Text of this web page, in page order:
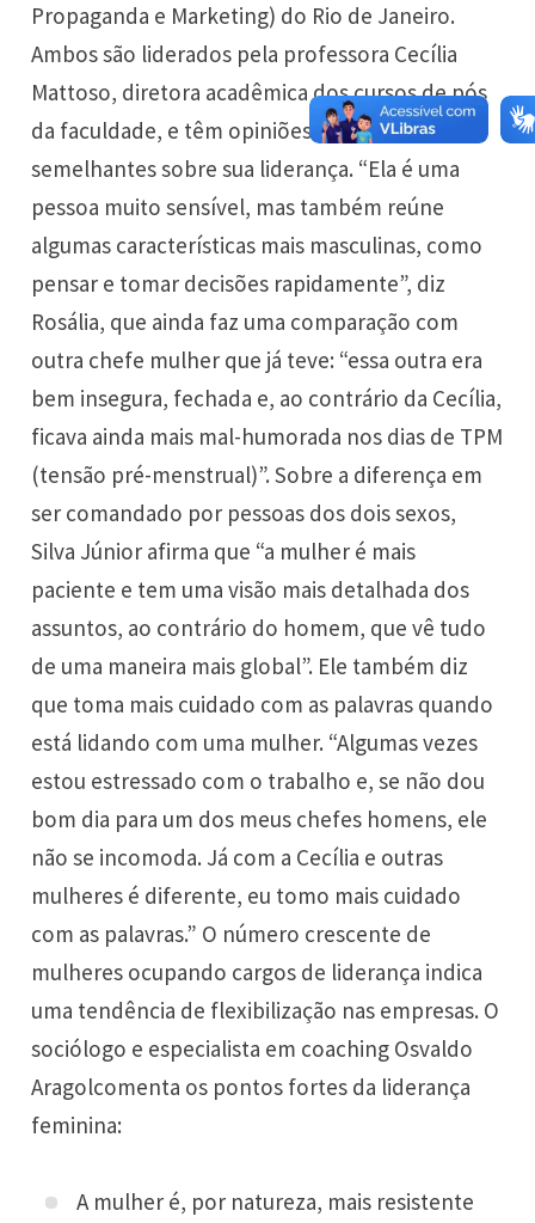
Propaganda e Marketing) do Rio de Janeiro.
Ambos são liderados pela professora Cecília
Mattoso, diretora acadêmica dos cursos de pós
da faculdade, e têm opiniões bastante
semelhantes sobre sua liderança. “Ela é uma
pessoa muito sensível, mas também reúne
algumas características mais masculinas, como
pensar e tomar decisões rapidamente”, diz
Rosália, que ainda faz uma comparação com
outra chefe mulher que já teve: “essa outra era
bem insegura, fechada e, ao contrário da Cecília,
ficava ainda mais mal-humorada nos dias de TPM
(tensão pré-menstrual)”. Sobre a diferença em
ser comandado por pessoas dos dois sexos,
Silva Júnior afirma que “a mulher é mais
paciente e tem uma visão mais detalhada dos
assuntos, ao contrário do homem, que vê tudo
de uma maneira mais global”. Ele também diz
que toma mais cuidado com as palavras quando
está lidando com uma mulher. “Algumas vezes
estou estressado com o trabalho e, se não dou
bom dia para um dos meus chefes homens, ele
não se incomoda. Já com a Cecília e outras
mulheres é diferente, eu tomo mais cuidado
com as palavras.” O número crescente de
mulheres ocupando cargos de liderança indica
uma tendência de flexibilização nas empresas. O
sociólogo e especialista em coaching Osvaldo
Aragolcomenta os pontos fortes da liderança
feminina:
A mulher é, por natureza, mais resistente